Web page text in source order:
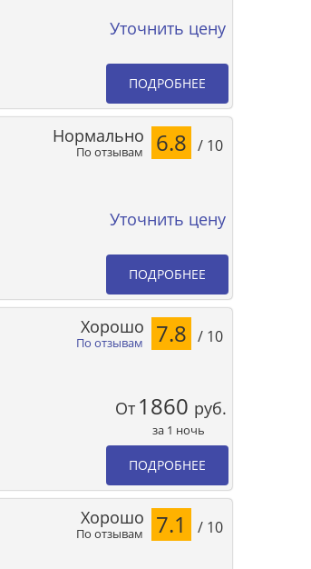
Уточнить цену
ПОДРОБНЕЕ
По отзывам
Нормально 6.8 / 10
Уточнить цену
ПОДРОБНЕЕ
По отзывам
Хорошо 7.8 / 10
От 1860 руб.
за 1 ночь
ПОДРОБНЕЕ
По отзывам
Хорошо 7.1 / 10